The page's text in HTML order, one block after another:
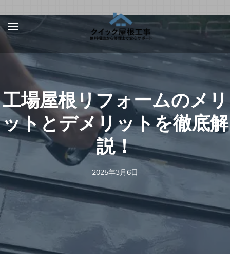
Skip
to
content
(Press
屋根、外壁サ
イディング、
雨漏りの修理
は【クイック
屋根工事】
【お急ぎ対応受け付
けます！】住宅やベ
ランダの屋根、外壁
サイディング、雨
樋、雨漏りの修理を
行う地元の優良工事
業者を完全無料でご
材（瓦、スレート、
板金、トタン、コロ
ニアル、ガルバリウ
ムなど）での屋根の
修理に対応可能！適
工場屋根リフォームのメリ
ットとデメリットを徹底解
説！
2025年3月6日